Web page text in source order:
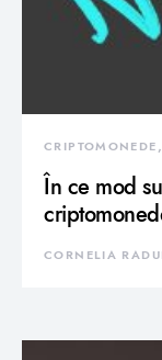
CRIPTOMONEDE
În ce mod
CORNELIA